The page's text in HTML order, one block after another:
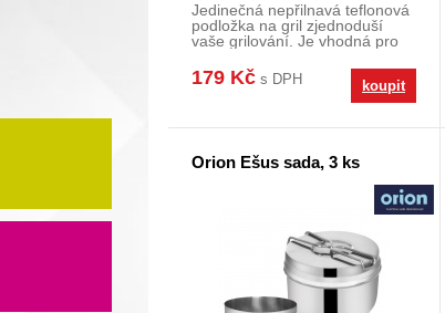
Jedinečná nepřilnavá teflonová
podložka na gril zjednoduší
vaše grilování. Je vhodná pro
179 Kč s DPH koupit
Orion Ešus sada, 3 ks